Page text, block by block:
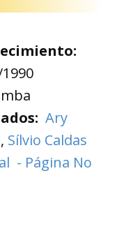
Ary
, Sílvio Caldas
- Página No